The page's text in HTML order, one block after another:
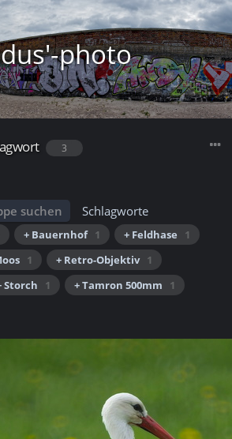
photo
3
suchen Schlagworte
+ Bauernhof 1 + Feldhase
1
1 + Retro-Objektiv 1
Storch 1 + Tamron 500mm
1